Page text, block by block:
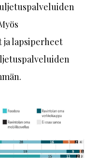
ja lapsiperheet